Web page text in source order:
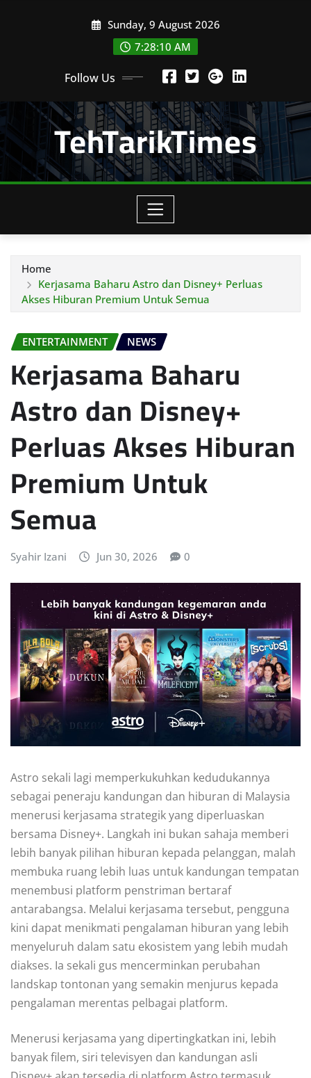
Sunday, 9 August 2026
7:28:12 AM
Follow Us
TehTarikTimes
Home
Kerjasama Baharu Astro dan Disney+ Perluas
Akses Hiburan Premium Untuk Semua
ENTERTAINMENT NEWS
Kerjasama Baharu
Astro dan Disney+
Perluas Akses Hiburan
Premium Untuk
Semua
Syahir Izani Jun 30, 2026 0
Astro sekali lagi memperkukuhkan kedudukannya
sebagai peneraju kandungan dan hiburan di Malaysia
menerusi kerjasama strategik yang diperluaskan
bersama Disney+. Langkah ini bukan sahaja memberi
lebih banyak pilihan hiburan kepada pelanggan, malah
membuka ruang lebih luas untuk kandungan tempatan
menembusi platform penstriman bertaraf
antarabangsa. Melalui kerjasama tersebut, pengguna
kini dapat menikmati pengalaman hiburan yang lebih
menyeluruh dalam satu ekosistem yang lebih mudah
diakses. Ia sekali gus mencerminkan perubahan
landskap tontonan yang semakin menjurus kepada
pengalaman merentas pelbagai platform.
Menerusi kerjasama yang dipertingkatkan ini, lebih
banyak filem, siri televisyen dan kandungan asli